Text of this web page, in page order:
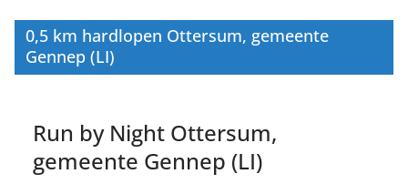
0,5 km hardlopen Ottersum, gemeente
Gennep (LI)
Run by Night Ottersum,
gemeente Gennep (LI)